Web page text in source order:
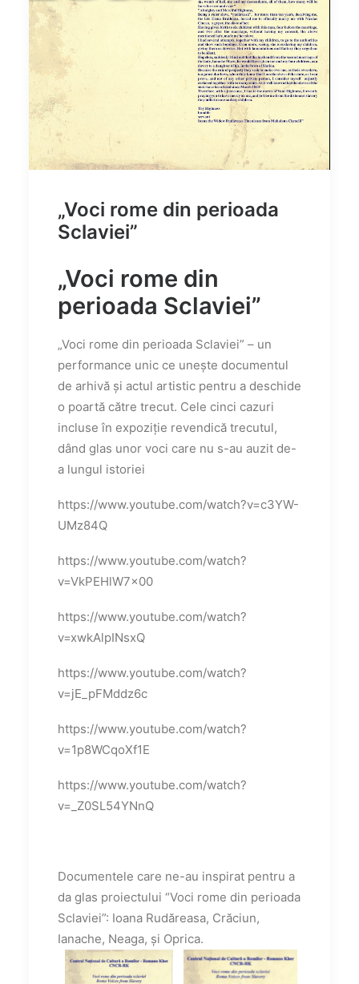
„Voci rome din perioada
Sclaviei”
„Voci rome din
perioada Sclaviei”
„Voci rome din perioada Sclaviei” – un
performance unic ce unește documentul
de arhivă și actul artistic pentru a deschide
o poartă către trecut. Cele cinci cazuri
incluse în expoziție revendică trecutul,
dând glas unor voci care nu s-au auzit de-
a lungul istoriei
https://www.youtube.com/watch?v=c3YW-
UMz84Q
https://www.youtube.com/watch?
v=VkPEHlW7x00
https://www.youtube.com/watch?
v=xwkAlpINsxQ
https://www.youtube.com/watch?
v=jE_pFMddz6c
https://www.youtube.com/watch?
v=1p8WCqoXf1E
https://www.youtube.com/watch?
v=_Z0SL54YNnQ
Documentele care ne-au inspirat pentru a
da glas proiectului “Voci rome din perioada
Sclaviei”: Ioana Rudăreasa, Crăciun,
Ianache, Neaga, și Oprica.